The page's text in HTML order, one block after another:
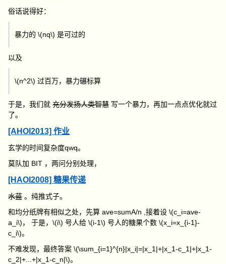
俗话说得好：
暴力的\(nq\) 是可过的
以及
\(n^2\) 过百万，暴力碾标算
于是，我们就充分发扬人类智慧写一个暴力，再加一点点优化就过
了。
[AHOI2013] 作业
玄学的时间复杂度qwq。
莫队加 BIT ，两问分别处理，
[HAOI2008] 糖果传递
水蓝。纯推式子。
和均分纸牌有相似之处，先算ave=sumA/n ,接着设\(c_i=ave-
a_i\)， 于是，\(i\) 号人给\(i-1\) 号人的糖果个数\(x_i=x_{i-1}-
c_i\)。
不难发现，最终答案\(\sum_{i=1}^{n}|x_i|=|x_1|+|x_1-c_1|+|x_1-
c_2|+...+|x_1-c_n|\)。